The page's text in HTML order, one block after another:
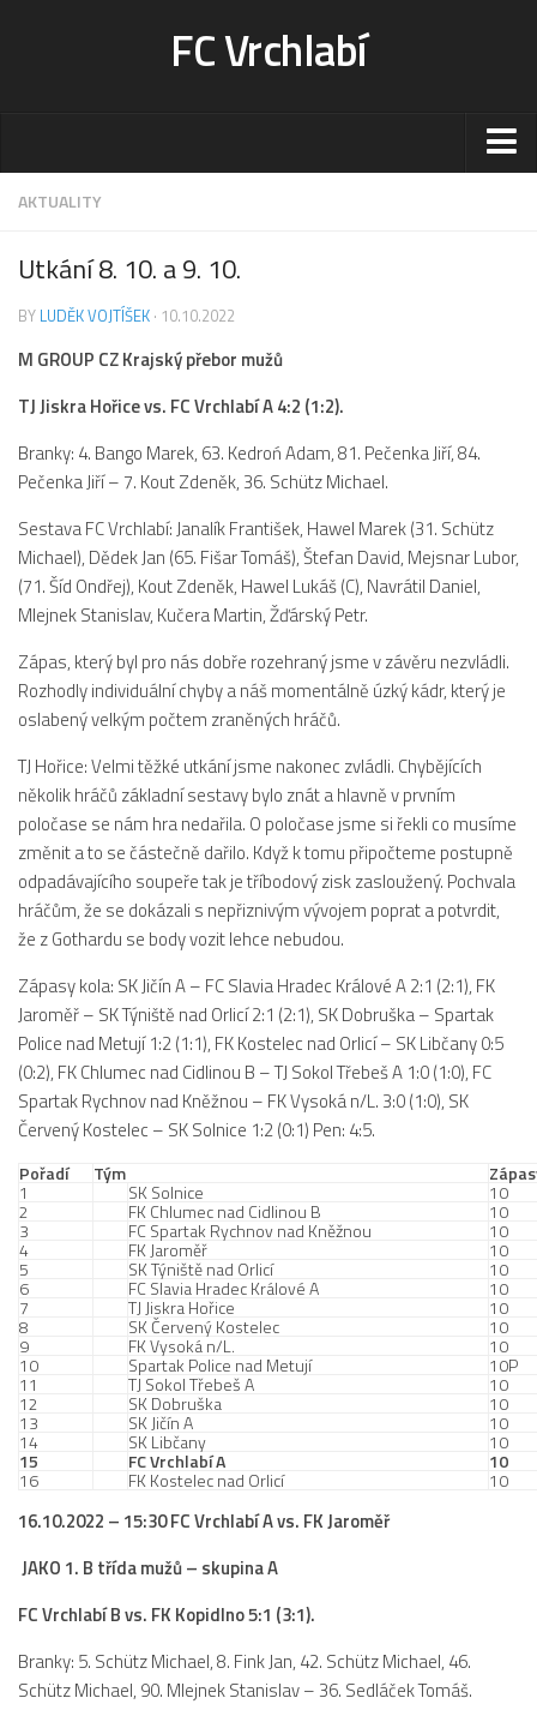
FC Vrchlabí
Stadion
Kontakt-rezervace
Ceník
Fotogalerie
Klub
Kontakt
Vedení
Historie
Dokumenty
Aktuality
A tým
Zápasy MA 2026/27
Hráči
Realizační tým
Historie
Zápasy 2025/26
Zápasy 2024/25
2023/24
2021/22
2020/21
2018/19
2014/15
2015/16
2016/17
B tým
Zápasy MB 2026/27
Realizační tým
Historie MB
Zápasy MB 2025/26
Zápasy MB 2024/25
2022/23
AKTUALITY
Utkání 8. 10. a 9. 10.
BY LUDĚK VOJTÍŠEK · 10.10.2022
M GROUP CZ Krajský přebor mužů
TJ Jiskra Hořice vs. FC Vrchlabí A 4:2 (1:2).
Branky: 4. Bango Marek, 63. Kedroń Adam, 81. Pečenka Jiří, 84.
Pečenka Jiří – 7. Kout Zdeněk, 36. Schütz Michael.
Sestava FC Vrchlabí: Janalík František, Hawel Marek (31. Schütz
Michael), Dědek Jan (65. Fišar Tomáš), Štefan David, Mejsnar Lubor,
(71. Šíd Ondřej), Kout Zdeněk, Hawel Lukáš (C), Navrátil Daniel,
Mlejnek Stanislav, Kučera Martin, Žďárský Petr.
Zápas, který byl pro nás dobře rozehraný jsme v závěru nezvládli.
Rozhodly individuální chyby a náš momentálně úzký kádr, který je
oslabený velkým počtem zraněných hráčů.
TJ Hořice: Velmi těžké utkání jsme nakonec zvládli. Chybějících
několik hráčů základní sestavy bylo znát a hlavně v prvním
poločase se nám hra nedařila. O poločase jsme si řekli co musíme
změnit a to se částečně dařilo. Když k tomu připočteme postupně
odpadávajícího soupeře tak je tříbodový zisk zasloužený. Pochvala
hráčům, že se dokázali s nepřiznivým vývojem poprat a potvrdit,
že z Gothardu se body vozit lehce nebudou.
Zápasy kola: SK Jičín A – FC Slavia Hradec Králové A 2:1 (2:1), FK
Jaroměř – SK Týniště nad Orlicí 2:1 (2:1), SK Dobruška – Spartak
Police nad Metují 1:2 (1:1), FK Kostelec nad Orlicí – SK Libčany 0:5
(0:2), FK Chlumec nad Cidlinou B – TJ Sokol Třebeš A 1:0 (1:0), FC
Spartak Rychnov nad Kněžnou – FK Vysoká n/L. 3:0 (1:0), SK
Červený Kostelec – SK Solnice 1:2 (0:1) Pen: 4:5.
Pořadí Tým
1 SK Solnice 10
2 FK Chlumec nad Cidlinou B 10
3 FC Spartak Rychnov nad Kněžnou 10
4 FK Jaroměř 10
5 SK Týniště nad Orlicí 10
6 FC Slavia Hradec Králové A 10
7 TJ Jiskra Hořice 10
8 SK Červený Kostelec 10
9 FK Vysoká n/L. 10
10 Spartak Police nad Metují 10P
11 TJ Sokol Třebeš A 10
12 SK Dobruška 10
13 SK Jičín A 10
14 SK Libčany 10
15 FC Vrchlabí A 10
16 FK Kostelec nad Orlicí 10
16.10.2022 – 15:30 FC Vrchlabí A vs. FK Jaroměř
JAKO 1. B třída mužů – skupina A
FC Vrchlabí B vs. FK Kopidlno 5:1 (3:1).
Branky: 5. Schütz Michael, 8. Fink Jan, 42. Schütz Michael, 46.
Schütz Michael, 90. Mlejnek Stanislav – 36. Sedláček Tomáš.